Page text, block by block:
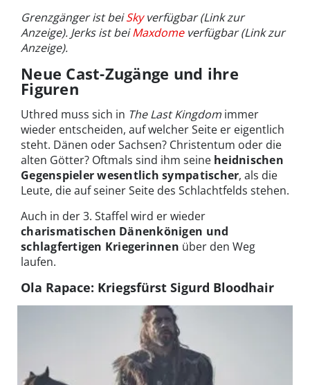
Grenzgänger ist beiSkyverfügbar (Link zur
Anzeige). Jerks ist beiMaxdomeverfügbar (Link zur
Anzeige).
Neue Cast-Zugänge und ihre
Figuren
Uthred muss sich in The Last Kingdom immer
wieder entscheiden, auf welcher Seite er eigentlich
steht. Dänen oder Sachsen? Christentum oder die
alten Götter? Oftmals sind ihm seine heidnischen
Gegenspieler wesentlich sympatischer, als die
Leute, die auf seiner Seite des Schlachtfelds stehen.
Auch in der 3. Staffel wird er wieder
charismatischen Dänenkönigen und
schlagfertigen Kriegerinnen über den Weg
laufen.
Ola Rapace: Kriegsfürst Sigurd Bloodhair